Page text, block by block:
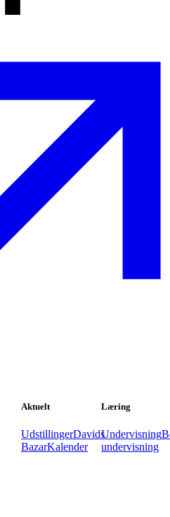
Aktuelt
UdstillingerDavids
BazarKalender
Læring
Undervisning
undervisning